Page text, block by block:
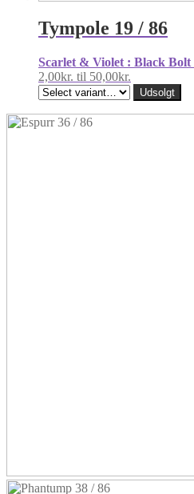
Tympole 19 / 86
Scarlet & Violet : Black Bolt
2,00kr. til 50,00kr.
Udsolgt